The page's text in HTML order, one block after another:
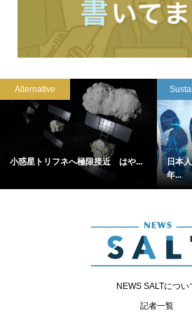
Alternative
小惑星トリフネへ極限接近 はや...
日本
年...
NEWS SALTについ
記者一覧